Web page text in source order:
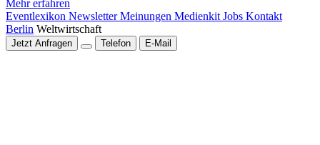
Mehr erfahren
Eventlexikon NewsletterMeinungen Medienkit Jobs Kontakt
Berlin Weltwirtschaft
Jetzt Anfragen Telefon E-Mail